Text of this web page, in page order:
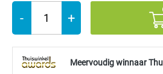
- +
Meervoudig winnaar